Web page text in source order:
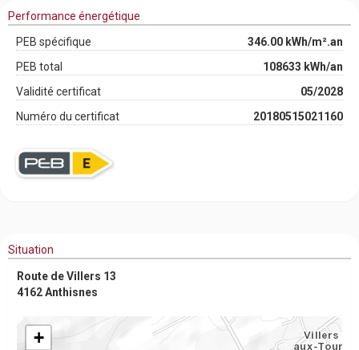
Performance énergétique
PEB spécifique
346.00 kWh/m².an
PEB total
108633 kWh/an
Validité certificat
05/2028
Numéro du certificat
20180515021160
Situation
Route de Villers 13
4162 Anthisnes
+